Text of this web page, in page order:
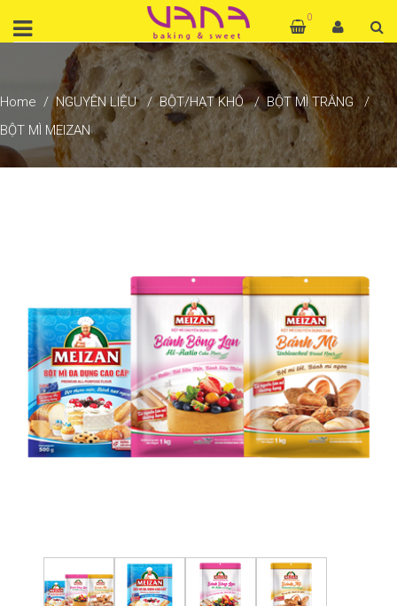
0
Home NGUYÊN LIỆU BỘT/HẠT KHÔ
BỘT MÌ TRẮNG
BỘT MÌ MEIZAN